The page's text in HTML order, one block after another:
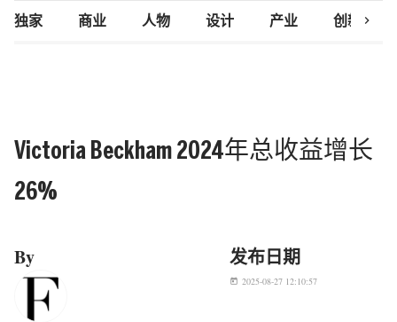
独家 商业 人物 设计 产业 创新研究
chevron_right
Victoria Beckham 2024年总收益增长
26%
By 发布日期
today 2025-08-27 12:10:57